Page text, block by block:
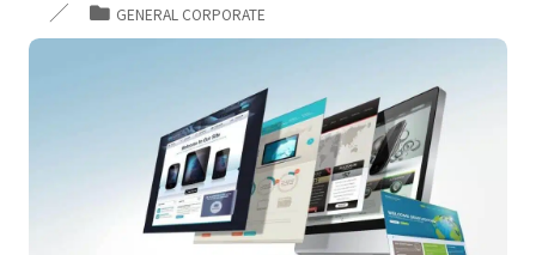
GENERAL CORPORATE